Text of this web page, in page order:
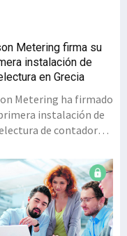
Metering firma su
instalación de
en Grecia
Metering ha firmado
instalación de
de contadores
se llevará a cabo
colaboración con
distribuidora del
Aquacity en el
Con esta tecnología